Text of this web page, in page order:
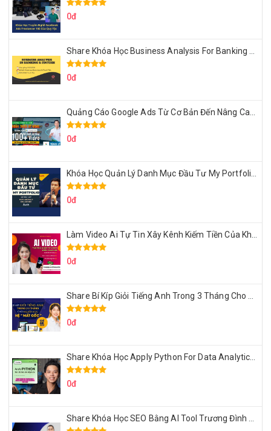
0đ
Share Khóa Học Business Analysis For Banking & Fintech Của Hai Lúa
0đ
Quảng Cáo Google Ads Từ Cơ Bản Đến Nâng Cao Cùng Tungleads
0đ
Khóa Học Quản Lý Danh Mục Đầu Tư My Portfolio Của Afa
0đ
Làm Video Ai Tự Tin Xây Kênh Kiếm Tiền Của Khởi Nguyên MMO
0đ
Share Bí Kíp Giỏi Tiếng Anh Trong 3 Tháng Cho Người Học Hệ Mất Gốc
0đ
Share Khóa Học Apply Python For Data Analytics Của Mazhocdata
0đ
Share Khóa Học SEO Bằng AI Tool Trương Đình Nam